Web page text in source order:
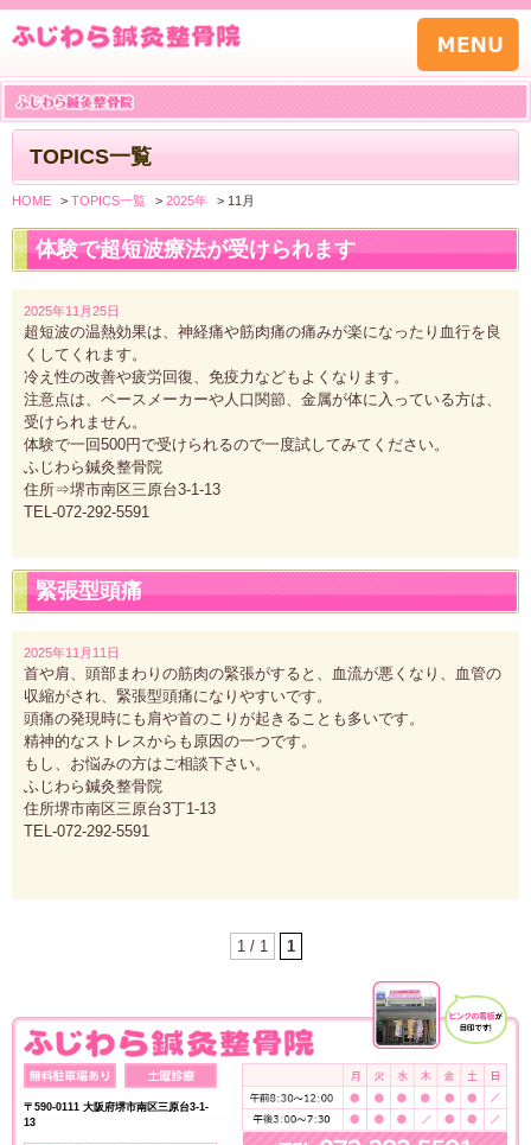
TOPICS一覧
HOME > TOPICS一覧 > 2025年 > 11月
体験で超短波療法が受けられます
2025年11月25日
超短波の温熱効果は、神経痛や筋肉痛の痛みが楽になったり血行を良
くしてくれます。
冷え性の改善や疲労回復、免疫力などもよくなります。
注意点は、ペースメーカーや人口関節、金属が体に入っている方は、
受けられません。
体験で一回500円で受けられるので一度試してみてください。
ふじわら鍼灸整骨院
住所⇒堺市南区三原台3-1-13
TEL-072-292-5591
緊張型頭痛
2025年11月11日
首や肩、頭部まわりの筋肉の緊張がすると、血流が悪くなり、血管の
収縮がされ、緊張型頭痛になりやすいです。
頭痛の発現時にも肩や首のこりが起きることも多いです。
精神的なストレスからも原因の一つです。
もし、お悩みの方はご相談下さい。
ふじわら鍼灸整骨院
住所堺市南区三原台3丁1-13
TEL-072-292-5591
1 / 1 1
〒590-0111 大阪府堺市南区三原台3-1-
13